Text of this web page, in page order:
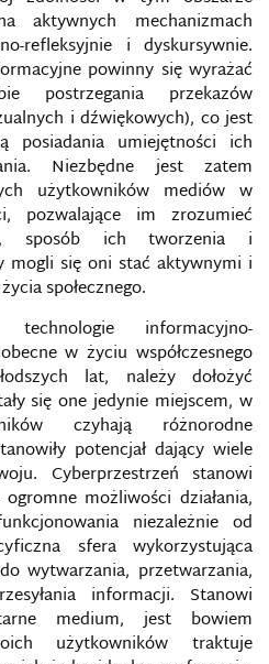
aktywnych mechanizmach
refleksyjnie i dyskursywnie.
powinny się wyrażać
postrzegania przekazów
i dźwiękowych), co jest
posiadania umiejętności ich
Niezbędne jest zatem
użytkowników mediów w
pozwalające im zrozumieć
sposób ich tworzenia i
mogli się oni stać aktywnymi i
społecznego.
technologie informacyjno-
w życiu współczesnego
lat, należy dołożyć
się one jedynie miejscem, w
czyhają różnorodne
potencjał dający wiele
Cyberprzestrzeń stanowi
możliwości działania,
niezależnie od
sfera wykorzystująca
wytwarzania, przetwarzania,
informacji. Stanowi
medium, jest bowiem
użytkowników traktuje
ŹRÓDEŁ
POLSCE
MEDIÓW